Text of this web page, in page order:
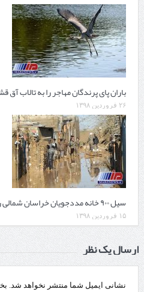
باران پای پرندگان مهاجر را به تالاب آق
۲۶ فروردین ۱۳۹۸
سیل ۹۰۰ خانه مددجویان خراسان شمالی را تخریب کرد
۱۵ فروردین ۱۳۹۸
ارسال یک نظر
نشانی ایمیل شما منتشر نخواهد شد.